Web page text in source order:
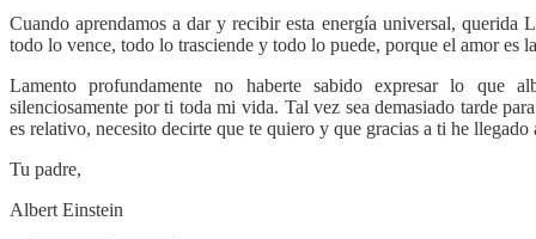
Cuando aprendamos a dar y recibir esta energía universal, querida
todo lo vence, todo lo trasciende y todo lo puede, porque el amor es
Lamento profundamente no haberte sabido expresar lo que
silenciosamente por ti toda mi vida. Tal vez sea demasiado tarde
es relativo, necesito decirte que te quiero y que gracias a ti he llegado
Tu padre,
Albert Einstein